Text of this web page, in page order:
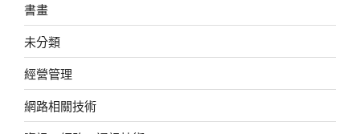
書畫
未分類
經營管理
網路相關技術